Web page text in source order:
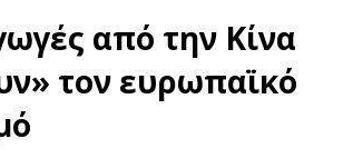
από την Κίνα
τον ευρωπαϊκό